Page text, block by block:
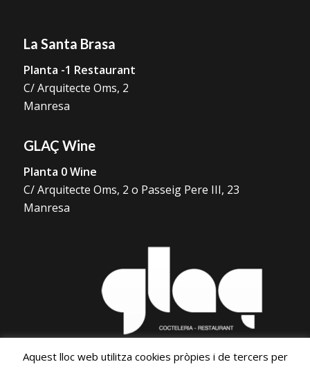
La Santa Brasa
Planta -1 Restaurant
C/ Arquitecte Oms, 2
Manresa
GLAÇ Wine
Planta 0 Wine
C/ Arquitecte Oms, 2 o Passeig Pere III, 23
Manresa
Aquest lloc web utilitza cookies pròpies i de tercers per